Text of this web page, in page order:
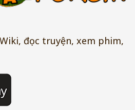
đọc truyện, xem phim,